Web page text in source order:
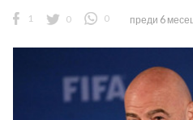
1 0 0 преди 6